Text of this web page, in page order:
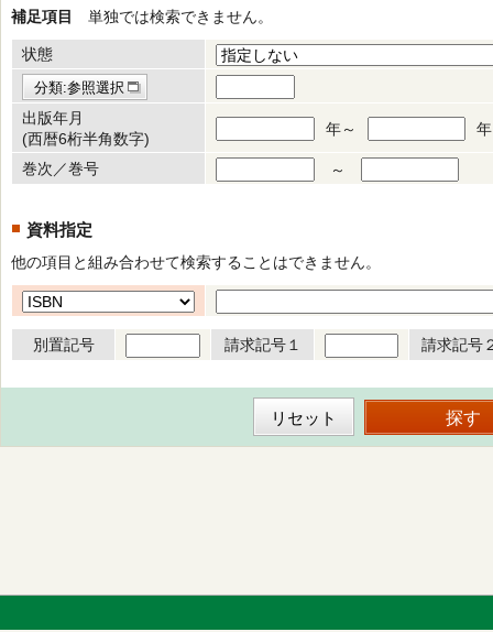
補足項目 単独では検索できません。
状態
分類:参照選択
出版年月
(西暦6桁半角数字)
年～ 年
巻次／巻号 ～
資料指定
他の項目と組み合わせて検索することはできません。
別置記号 請求記号１ 請求記号